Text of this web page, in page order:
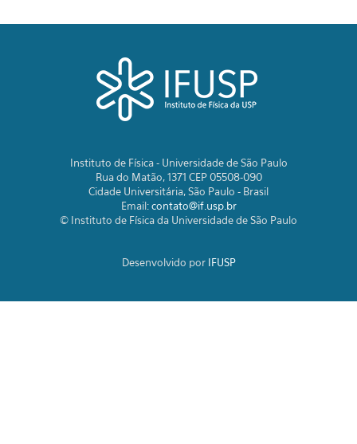
Instituto de Física - Universidade de São Paulo
Rua do Matão, 1371 CEP 05508-090
Cidade Universitária, São Paulo - Brasil
Email:contato@if.usp.br
© Instituto de Física da Universidade de São Paulo
Desenvolvido por IFUSP